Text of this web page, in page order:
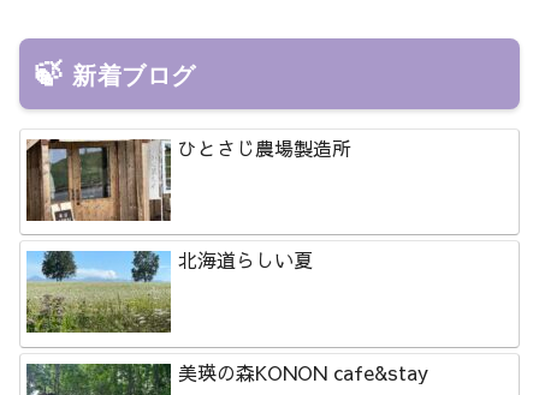
新着ブログ
ひとさじ農場製造所
北海道らしい夏
美瑛の森KONON cafe&stay